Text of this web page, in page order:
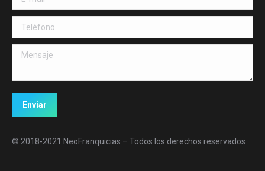
Teléfono
Mensaje
Enviar
© 2018-2021 NeoFranquicias – Todos los derechos reservados